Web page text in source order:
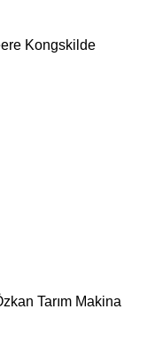
Kongskilde
Tarım Makina